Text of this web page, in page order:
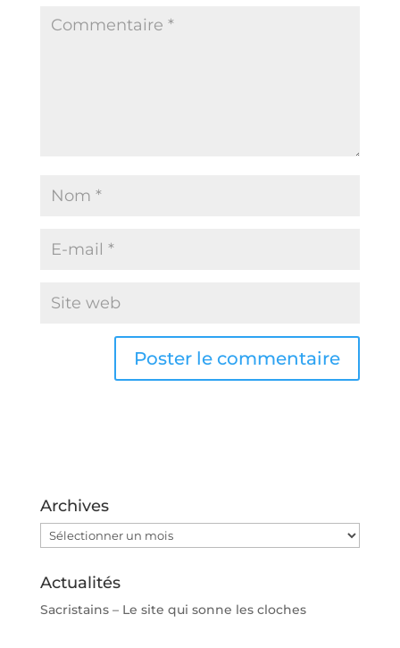
Archives
Archives
Actualités
Sacristains – Le site qui sonne les cloches